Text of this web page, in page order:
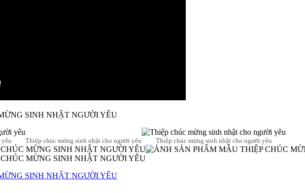
SINH NHẬT NGƯỜI YÊU
Thiệp chúc mừng sinh nhật cho người yêu Thiệp chúc mừng sinh nhật cho người yêu
SINH NHẬT NGƯỜI YÊU